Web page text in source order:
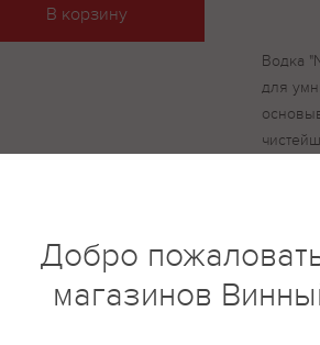
В корзину
Водка
для
при
Добро
магазинов